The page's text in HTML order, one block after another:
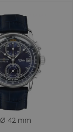
Ø 42 mm